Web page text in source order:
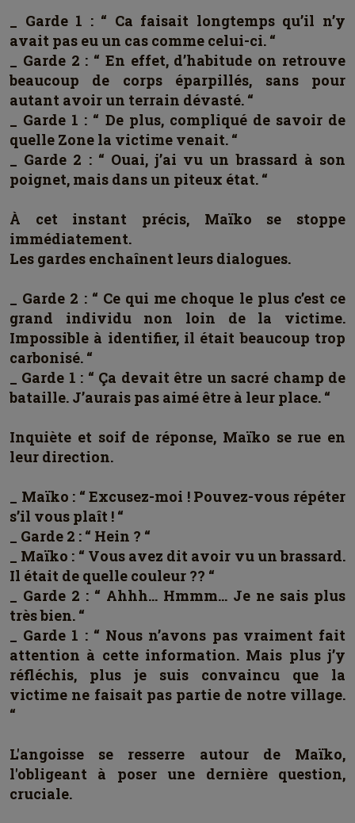
_ Garde 1 : “ Ca faisait longtemps qu’il n’y
avait pas eu un cas comme celui-ci. “
_ Garde 2 : “ En effet, d’habitude on retrouve
beaucoup de corps éparpillés, sans pour
autant avoir un terrain dévasté. “
_ Garde 1 : “ De plus, compliqué de savoir de
quelle Zone la victime venait. “
_ Garde 2 : “ Ouai, j’ai vu un brassard à son
poignet, mais dans un piteux état. “
À cet instant précis, Maïko se stoppe
immédiatement.
Les gardes enchaînent leurs dialogues.
_ Garde 2 : “ Ce qui me choque le plus c’est ce
grand individu non loin de la victime.
Impossible à identifier, il était beaucoup trop
carbonisé. “
_ Garde 1 : “ Ça devait être un sacré champ de
bataille. J’aurais pas aimé être à leur place. “
Inquiète et soif de réponse, Maïko se rue en
leur direction.
_ Maïko : “ Excusez-moi ! Pouvez-vous répéter
s’il vous plaît ! “
_ Garde 2 : “ Hein ? “
_ Maïko : “ Vous avez dit avoir vu un brassard.
Il était de quelle couleur ?? “
_ Garde 2 : “ Ahhh… Hmmm… Je ne sais plus
très bien. “
_ Garde 1 : “ Nous n’avons pas vraiment fait
attention à cette information. Mais plus j’y
réfléchis, plus je suis convaincu que la
victime ne faisait pas partie de notre village.
“
L'angoisse se resserre autour de Maïko,
l'obligeant à poser une dernière question,
cruciale.